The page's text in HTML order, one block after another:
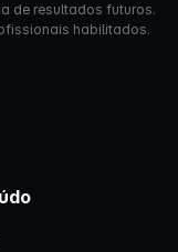
de resultados futuros.
habilitados.